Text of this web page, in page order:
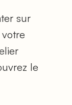
sur
le